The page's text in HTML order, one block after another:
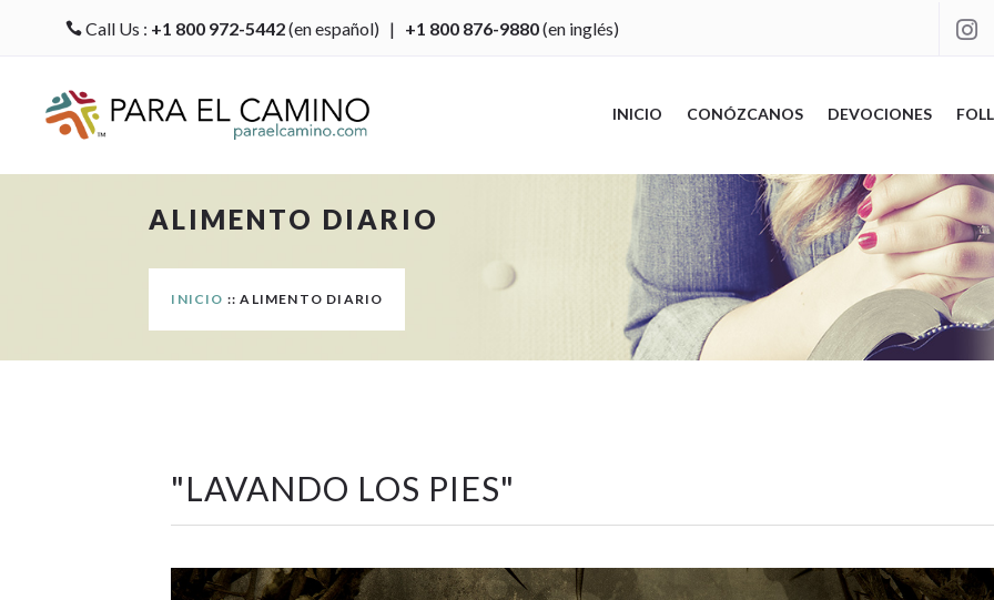
Call Us : +1 800 972-5442(en español) | +1 800 876-9880(en inglés) 
INICIO CONÓZCANOS DEVOCIONES
ALIMENTO DIARIO
INICIO :: ALIMENTO DIARIO
"LAVANDO LOS PIES"